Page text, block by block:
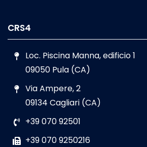
CRS4
Loc. Piscina Manna, edificio 1
09050 Pula (CA)
Via Ampere, 2
09134 Cagliari (CA)
+39 070 92501
+39 070 9250216